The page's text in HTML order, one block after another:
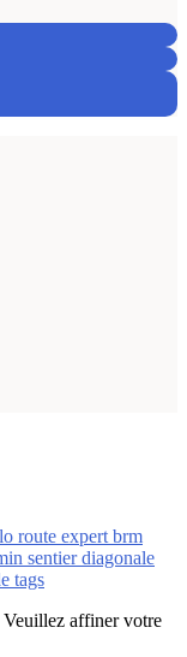
route expert brm
sentierdiagonale
tags
Veuillez affiner votre